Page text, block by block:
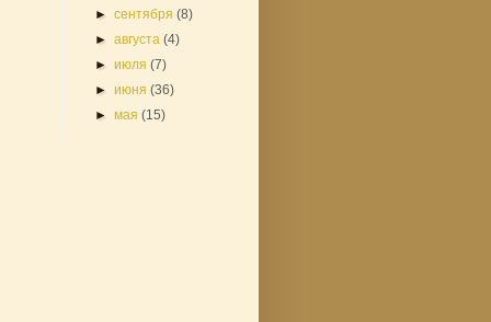
►сентября(8)
►августа(4)
►июля(7)
►июня(36)
►мая(15)